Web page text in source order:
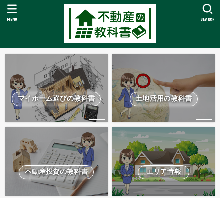
SEARCH
MENU
マイホーム選びの教科書 土地活用の教科書
不動産投資の教科書 エリア情報